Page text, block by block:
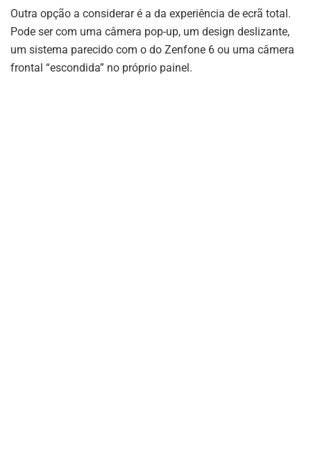
Outra opção a considerar é a da experiência de ecrã total.
Pode ser com uma câmera pop-up, um design deslizante,
um sistema parecido com o do Zenfone 6 ou uma câmera
frontal “escondida” no próprio painel.